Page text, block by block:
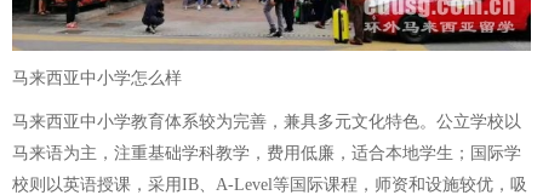
马来西亚中小学怎么样
马来西亚中小学教育体系较为完善，兼具多元文化特色。公立学校以
马来语为主，注重基础学科教学，费用低廉，适合本地学生；国际学
校则以英语授课，采用IB、A-Level等国际课程，师资和设施较优，吸